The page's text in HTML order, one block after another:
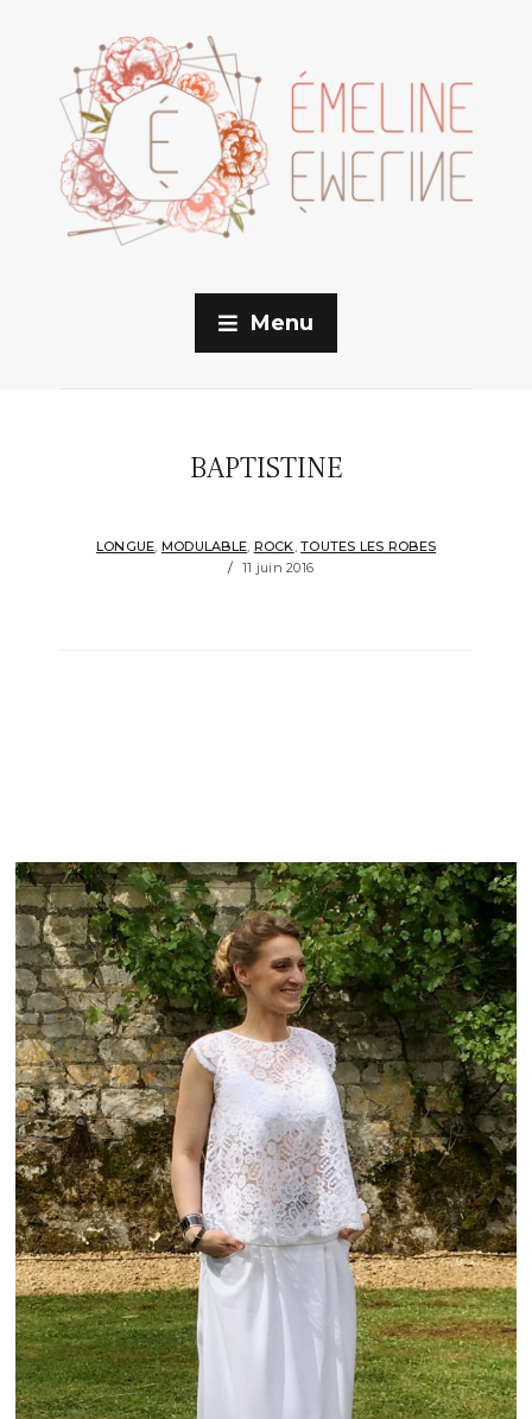
Menu
BAPTISTINE
LONGUE, MODULABLE, ROCK,TOUTES LES ROBES
11 juin 2016